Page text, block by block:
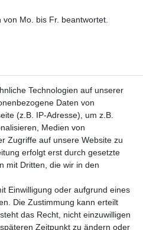
Mo. bis Fr. beantwortet.
Technologien auf unserer
Daten von
(z.B. IP-Adresse), um z.B.
Medien von
Zugriffe auf unsere Website zu
erfolgt erst durch gesetzte
mit Dritten, die wir in den
Einwilligung oder aufgrund eines
Die Zustimmung kann erteilt
das Recht, nicht einzuwilligen
Zeitpunkt zu ändern oder